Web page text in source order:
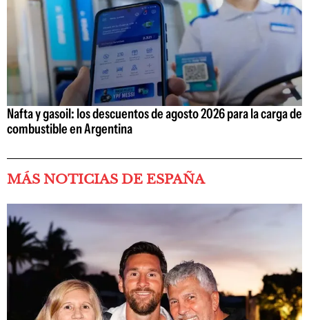
Nafta y gasoil: los descuentos de agosto 2026 para la carga de
combustible en Argentina
MÁS NOTICIAS DE ESPAÑA